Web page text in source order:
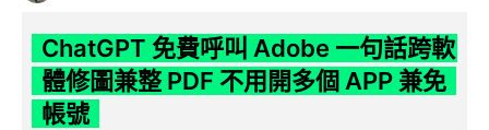
ChatGPT 免費呼叫 Adobe 一句話跨軟
體修圖兼整 PDF 不用開多個 APP 兼免
帳號